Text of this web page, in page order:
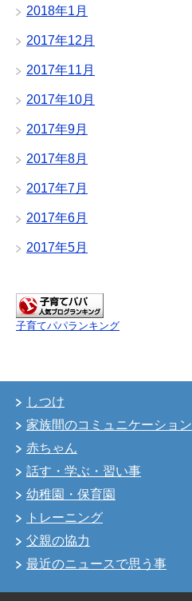
2018年1月
2017年12月
2017年11月
2017年10月
2017年9月
2017年8月
2017年7月
2017年6月
2017年5月
子育てパパランキング
しつけ
家族間のコミュニケーション
赤ちゃん
話す・学ぶ・習い事
幼稚園・保育園
トレーニング
父親の協力
最近のニュースで思う事